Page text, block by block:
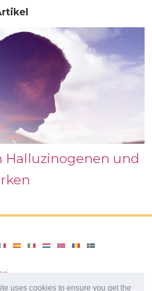
uses cookies to ensure you get the
Halluzinogenen und